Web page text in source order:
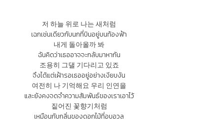
저 하늘 위로 나는 새처럼
เฉกเช่นเดียวกับนกที่บินอยู่บนท้องฟ้า
내게 돌아올까 봐
ฉันคิดว่าเธออาจจะกลับมาหากัน
조용히 그댈 기다리고 있죠
จึงได้แต่เฝ้ารอเธออยู่อย่างเงียบงัน
여전히 나 기억해요 우리 인연을
และยังคงจดจำความสัมพันธ์ของเราเอาไว้
짙어진 꽃향기처럼
เหมือนกับกลิ่นของดอกไม้ที่อบอวล